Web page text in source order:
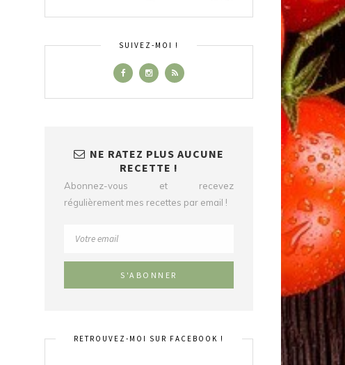
SUIVEZ-MOI !
NE RATEZ PLUS AUCUNE
RECETTE !
Abonnez-vous et recevez
régulièrement mes recettes par email !
RETROUVEZ-MOI SUR FACEBOOK !